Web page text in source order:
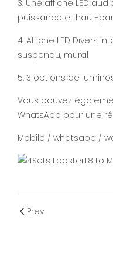
3. Une affiche LED
puissance et haut-
4. Affiche LED Divers
suspendu, mural
5. 3 options de
Vous pouvez
WhatsApp pour une
Mobile / whatsapp /
Prev